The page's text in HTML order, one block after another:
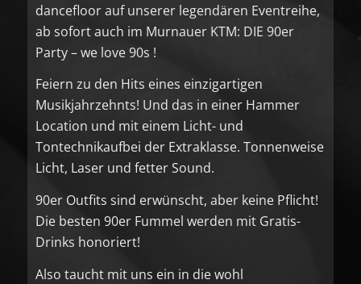
dancefloor auf unserer legendären Eventreihe,
ab sofort auch im Murnauer KTM: DIE 90er
Party – we love 90s !
Feiern zu den Hits eines einzigartigen
Musikjahrzehnts! Und das in einer Hammer
Location und mit einem Licht- und
Tontechnikaufbei der Extraklasse. Tonnenweise
Licht, Laser und fetter Sound.
90er Outfits sind erwünscht, aber keine Pflicht!
Die besten 90er Fummel werden mit Gratis-
Drinks honoriert!
Also taucht mit uns ein in die wohl